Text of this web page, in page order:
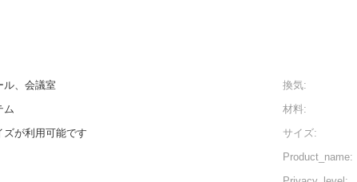
ル、会議室 換気:
ム 材料:
ズが利用可能です サイズ:
Product_name: